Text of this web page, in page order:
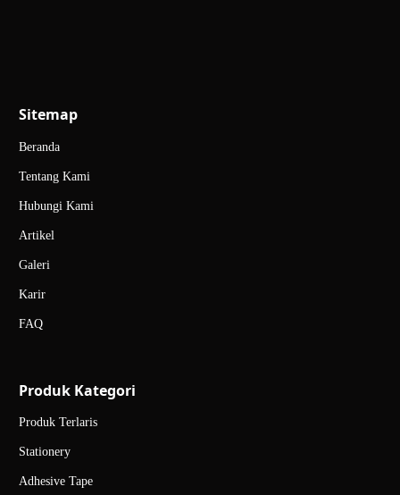
Sitemap
Beranda
Tentang Kami
Hubungi Kami
Artikel
Galeri
Karir
FAQ
Produk Kategori
Produk Terlaris
Stationery
Adhesive Tape